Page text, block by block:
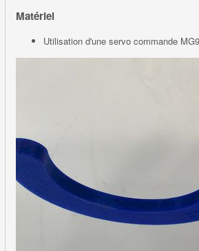
Matériel
Utilisation d'une servo commande